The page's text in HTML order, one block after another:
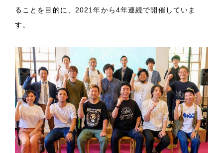
ることを目的に、2021年から4年連続で開催していま
す。